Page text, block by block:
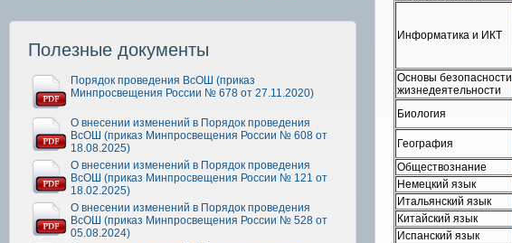
Полезные документы
Порядок проведения ВсОШ (приказ
Минпросвещения России № 678 от 27.11.2020)
О внесении изменений в Порядок проведения
ВсОШ (приказ Минпросвещения России № 608 от
18.08.2025)
О внесении изменений в Порядок проведения
ВсОШ (приказ Минпросвещения России № 121 от
18.02.2025)
О внесении изменений в Порядок проведения
ВсОШ (приказ Минпросвещения России № 528 от
05.08.2024)
Информатика и ИКТ
Основы безопасности
жизнедеятельности
Биология
География
Обществознание
Немецкий язык
Итальянский язык
Китайский язык
Испанский язык